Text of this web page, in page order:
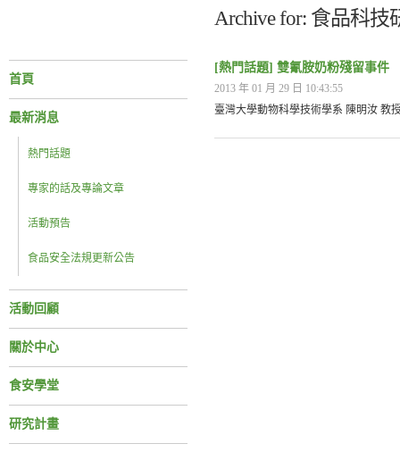
Archive for: 食品科技
首頁
最新消息
熱門話題
專家的話及專論文章
活動預告
食品安全法規更新公告
活動回顧
關於中心
食安學堂
研究計畫
[熱門話題] 雙氰胺奶粉殘留事件
2013 年 01 月 29 日 10:43:55
臺灣大學動物科學技術學系 陳明汝 教